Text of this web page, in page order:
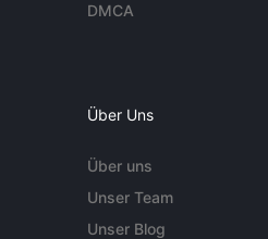
DMCA
Über Uns
Über uns
Unser Team
Unser Blog